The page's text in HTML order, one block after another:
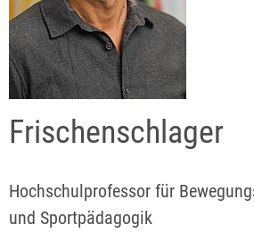
Frischenschlager
Hochschulprofessor für
und Sportpädagogik